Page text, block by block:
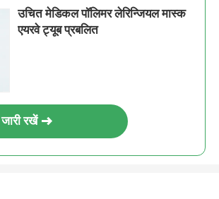
उचित मेडिकल पॉलिमर लेरिन्जियल मास्क
एयरवे ट्यूब प्रबलित
जारी रखें